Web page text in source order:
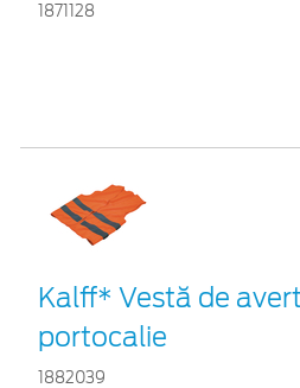
1871128
Kalff* Vestă de
portocalie
1882039